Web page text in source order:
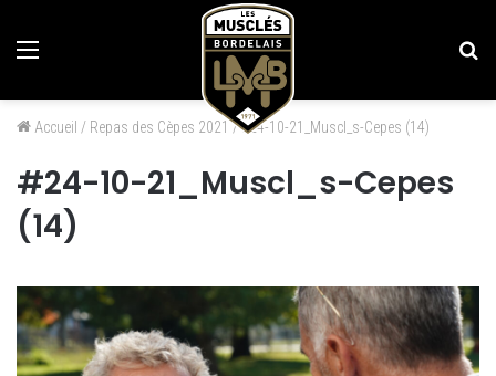
Accueil / Repas des Cèpes 2021 /#24-10-21_Muscl_s-Cepes (14)
#24-10-21_Muscl_s-Cepes
(14)